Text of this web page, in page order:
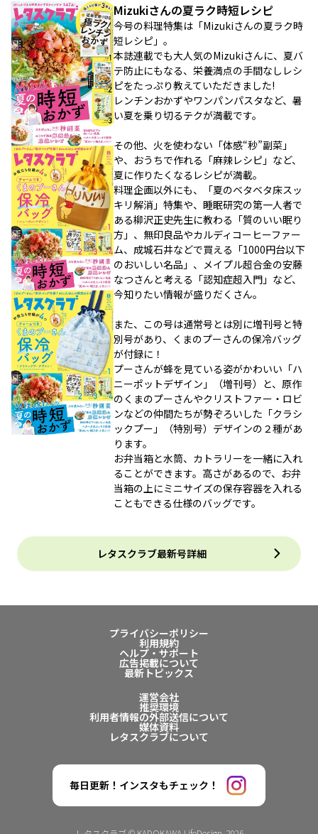
Mizukiさんの夏ラク時短レシピ
今号の料理特集は「Mizukiさんの夏ラク時
短レシピ」。
本誌連載でも大人気のMizukiさんに、夏バ
テ防止にもなる、栄養満点の手間なしレシ
ピをたっぷり教えていただきました!
レンチンおかずやワンパンパスタなど、暑
い夏を乗り切るテクが満載です。
その他、火を使わない「体感“秒”副菜」
や、おうちで作れる「麻辣レシピ」など、
夏に作りたくなるレシピが満載。
料理企画以外にも、「夏のベタベタ床スッ
キリ解消」特集や、睡眠研究の第一人者で
ある柳沢正史先生に教わる「質のいい眠り
方」、無印良品やカルディコーヒーファー
ム、成城石井などで買える「1000円台以下
のおいしい名品」、メイプル超合金の安藤
なつさんと考える「認知症超入門」など、
今知りたい情報が盛りだくさん。
また、この号は通常号とは別に増刊号と特
別号があり、くまのプーさんの保冷バッグ
が付録に！
プーさんが蜂を見ている姿がかわいい「ハ
ニーポットデザイン」（増刊号）と、原作
のくまのプーさんやクリストファー・ロビ
ンなどの仲間たちが勢ぞろいした「クラシ
ックプー」（特別号）デザインの２種があ
ります。
お弁当箱と水筒、カトラリーを一緒に入れ
ることができます。高さがあるので、お弁
当箱の上にミニサイズの保存容器を入れる
こともできる仕様のバッグです。
レタスクラブ最新号詳細
プライバシーポリシー
利用規約
ヘルプ・サポート
広告掲載について
最新トピックス
運営会社
推奨環境
利用者情報の外部送信について
媒体資料
レタスクラブについて
毎日更新！インスタもチェック！